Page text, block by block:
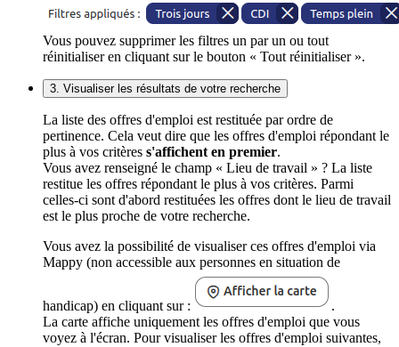
Vous pouvez supprimer les filtres un par un ou tout
réinitialiser en cliquant sur le bouton « Tout réinitialiser ».
3. Visualiser les résultats de votre recherche
La liste des offres d'emploi est restituée par ordre de
pertinence. Cela veut dire que les offres d'emploi répondant le
plus à vos critères s'affichent en premier.
Vous avez renseigné le champ « Lieu de travail » ? La liste
restitue les offres répondant le plus à vos critères. Parmi
celles-ci sont d'abord restituées les offres dont le lieu de travail
est le plus proche de votre recherche.
Vous avez la possibilité de visualiser ces offres d'emploi via
Mappy (non accessible aux personnes en situation de
handicap) en cliquant sur :
.
La carte affiche uniquement les offres d'emploi que vous
voyez à l'écran. Pour visualiser les offres d'emploi suivantes,